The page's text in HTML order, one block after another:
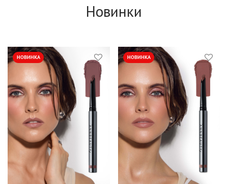
Новинки
НОВИНКА НОВИНКА